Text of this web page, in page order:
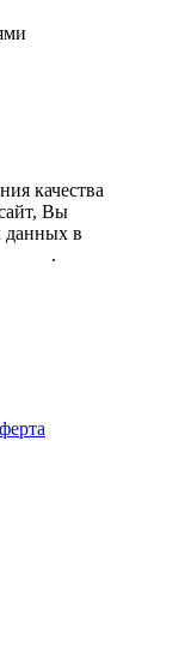
качества
Вы
данных в
.